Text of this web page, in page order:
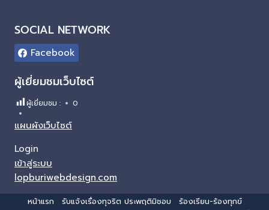
SOCIAL NETWORK
Facebook
ผู้เยี่ยมชมเว็บไซต์
ผู้เยี่ยมชม : 0
แผนผังเว็บไซต์
Login
เข้าสู่ระบบ
lopburiwebdesign.com
หน้าแรก รับแจ้งเรื่องทุจริต ประพฤติมิชอบ ร้องเรียน-ร้องทุกข์